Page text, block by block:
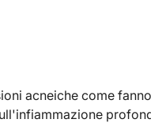
acneiche come